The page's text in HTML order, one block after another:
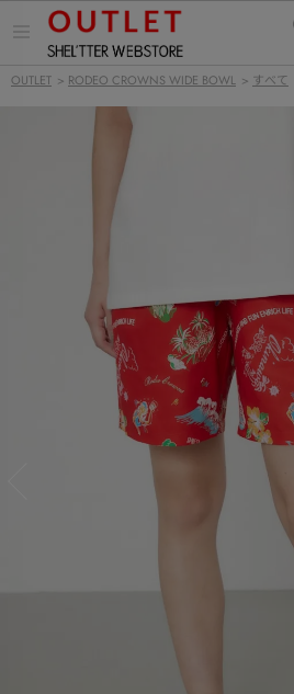
ー
OUTLET > RODEO CROWNS WIDE BOWL > すべて